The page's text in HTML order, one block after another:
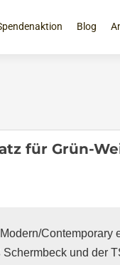
Blog
für Grün-
Contemporary
und der